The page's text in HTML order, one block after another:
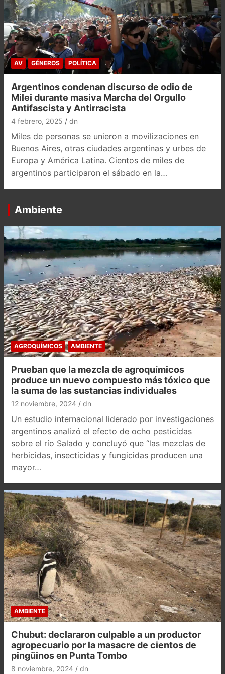
AV GÉNEROS POLÍTICA
Argentinos condenan discurso de odio de
Milei durante masiva Marcha del Orgullo
Antifascista y Antirracista
4 febrero, 2025 dn
Miles de personas se unieron a movilizaciones en
Buenos Aires, otras ciudades argentinas y urbes de
Europa y América Latina. Cientos de miles de
argentinos participaron el sábado en la…
Ambiente
AGROQUÍMICOS AMBIENTE
Prueban que la mezcla de agroquímicos
produce un nuevo compuesto más tóxico que
la suma de las sustancias individuales
12 noviembre, 2024 dn
Un estudio internacional liderado por investigaciones
argentinos analizó el efecto de ocho pesticidas
sobre el río Salado y concluyó que “las mezclas de
herbicidas, insecticidas y fungicidas producen una
mayor…
AMBIENTE
Chubut: declararon culpable a un productor
agropecuario por la masacre de cientos de
pingüinos en Punta Tombo
8 noviembre, 2024 dn